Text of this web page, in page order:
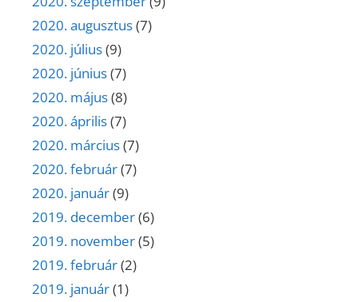
2020. augusztus(7)
2020. július(9)
2020. június(7)
2020. május(8)
2020. április(7)
2020. március(7)
2020. február(7)
2020. január(9)
2019. december(6)
2019. november(5)
2019. február(2)
2019. január(1)